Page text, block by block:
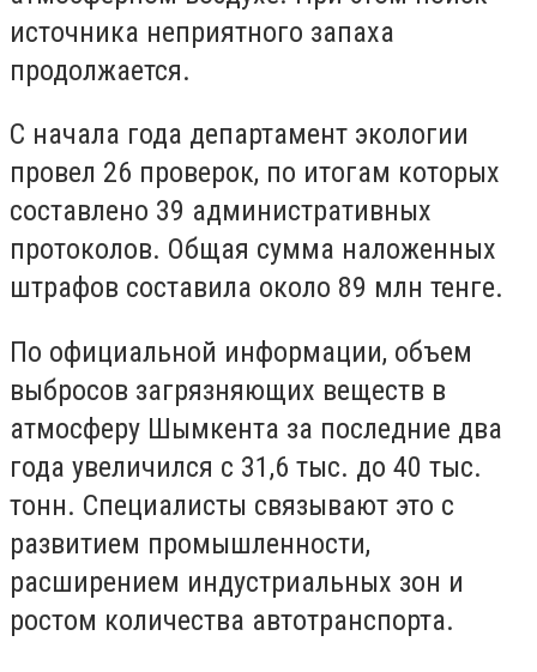
источника неприятного запаха
продолжается.
С начала года департамент экологии
провел 26 проверок, по итогам которых
составлено 39 административных
протоколов. Общая сумма наложенных
штрафов составила около 89 млн тенге.
По официальной информации, объем
выбросов загрязняющих веществ в
атмосферу Шымкента за последние два
года увеличился с 31,6 тыс. до 40 тыс.
тонн. Специалисты связывают это с
развитием промышленности,
расширением индустриальных зон и
ростом количества автотранспорта.